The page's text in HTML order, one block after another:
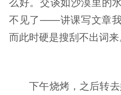
不见了——讲课写文章我
而此时硬是搜刮不出词来
下午烧烤，之后转